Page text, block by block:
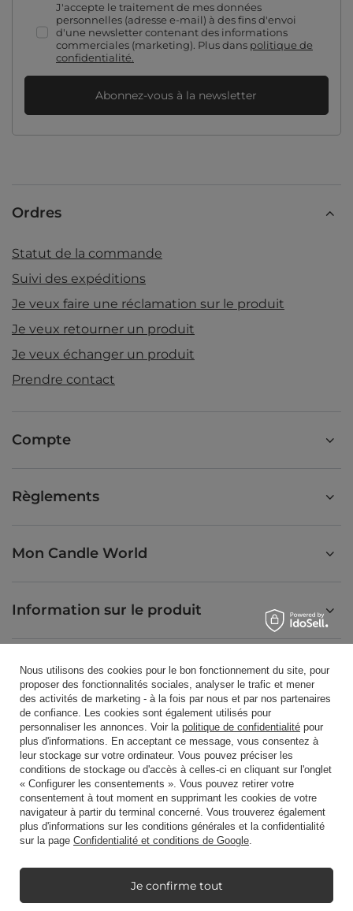
J'accepte le traitement de mes données
personnelles (adresse e-mail) à des fins d'envoi
d'une newsletter contenant des informations
commerciales (marketing). Plus dans politique de
confidentialité.
Abonnez-vous à la newsletter
Ordres
Statut de la commande
Suivi des expéditions
Je veux faire une réclamation sur le produit
Je veux retourner un produit
Je veux échanger un produit
Prendre contact
Compte
Règlements
Mon Candle World
Information sur le produit
Bougies parfumées
Raccourci
Blog
+48512350052 shop@candleworld.eu
Tarnowska 23/2,61-323Poznań
Nous utilisons des cookies pour le bon fonctionnement du site, pour
proposer des fonctionnalités sociales, analyser le trafic et mener
des activités de marketing - à la fois par nous et par nos partenaires
de confiance. Les cookies sont également utilisés pour
personnaliser les annonces. Voir la politique de confidentialité pour
plus d'informations. En acceptant ce message, vous consentez à
leur stockage sur votre ordinateur. Vous pouvez préciser les
conditions de stockage ou d'accès à celles-ci en cliquant sur l'onglet
« Configurer les consentements ». Vous pouvez retirer votre
consentement à tout moment en supprimant les cookies de votre
navigateur à partir du terminal concerné. Vous trouverez également
plus d'informations sur les conditions générales et la confidentialité
sur la page Confidentialité et conditions de Google.
Je confirme tout